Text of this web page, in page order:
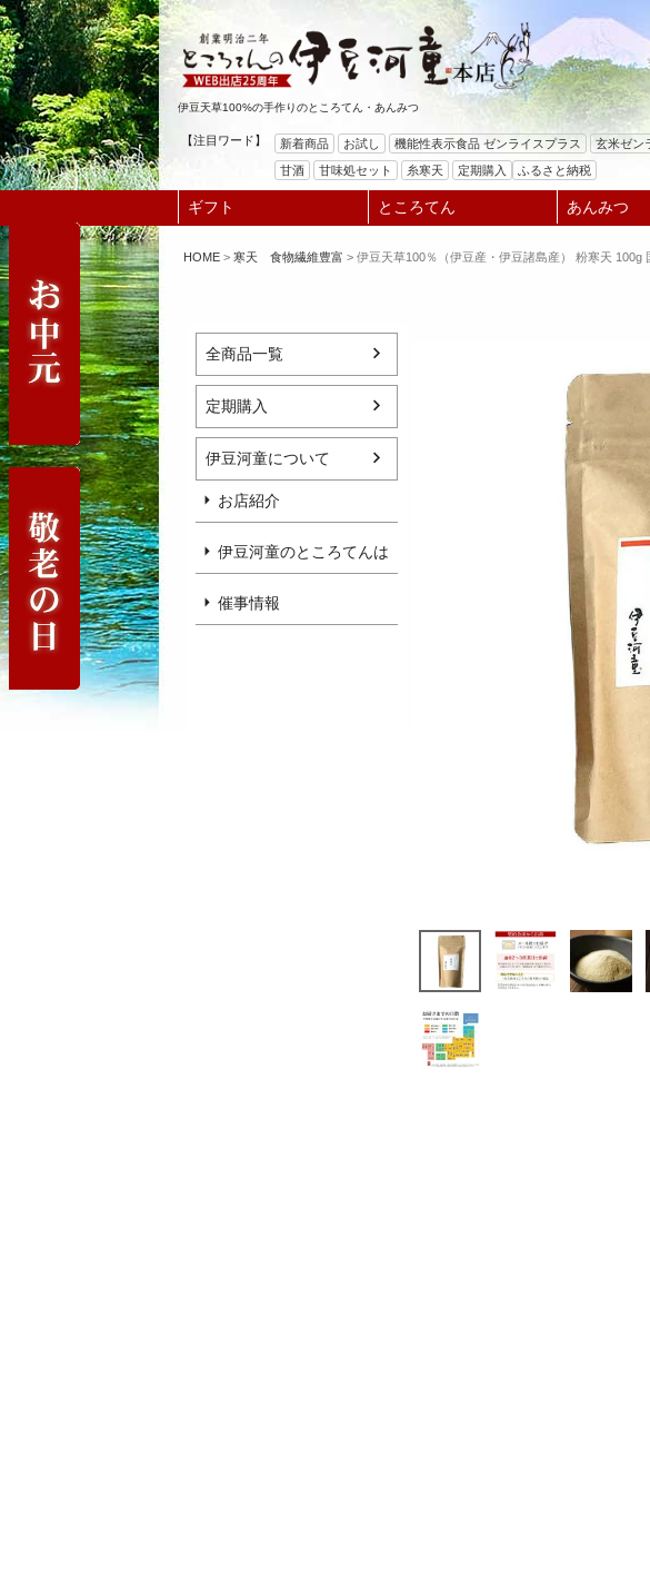
伊豆天草100%の手作りのところてん・あんみつ
【注目ワード】 新着商品 お試し 機能性表示食品 ゼンライスプラス 玄米ゼン
甘酒
甘味処セット 糸寒天 定期購入 ふるさと納税
ギフト ところてん あんみつ
HOME 寒天 食物繊維豊富 伊豆天草100％（伊豆産・伊豆諸島産） 粉寒天
全商品一覧
定期購入
伊豆河童について
お店紹介
伊豆河童のところてんは
催事情報